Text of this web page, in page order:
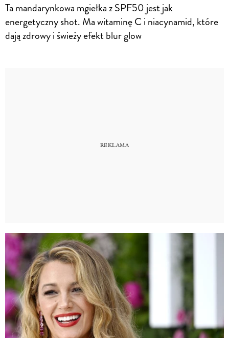
Ta mandarynkowa mgiełka z SPF50 jest jak
energetyczny shot. Ma witaminę C i niacynamid, które
dają zdrowy i świeży efekt blur glow